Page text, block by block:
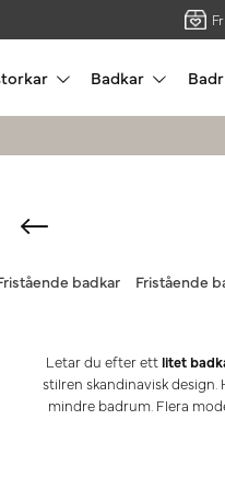
Badkar
badkar Fristående
Letar du efter ett litet
stilren skandinavisk
mindre badrum. Flera